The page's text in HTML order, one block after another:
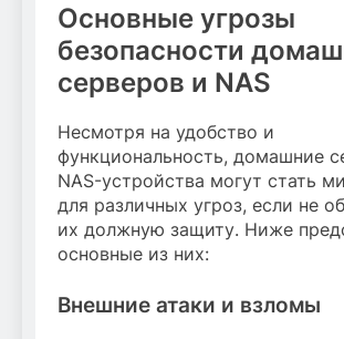
Основные угрозы
безопасности
серверов и NAS
Несмотря на удобство и
функциональность, домашние
NAS-устройства могут стать
для различных угроз, если не
их должную защиту. Ниже
основные из них:
Внешние атаки и взломы